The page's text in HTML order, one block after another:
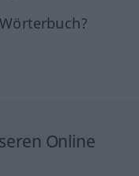
Online